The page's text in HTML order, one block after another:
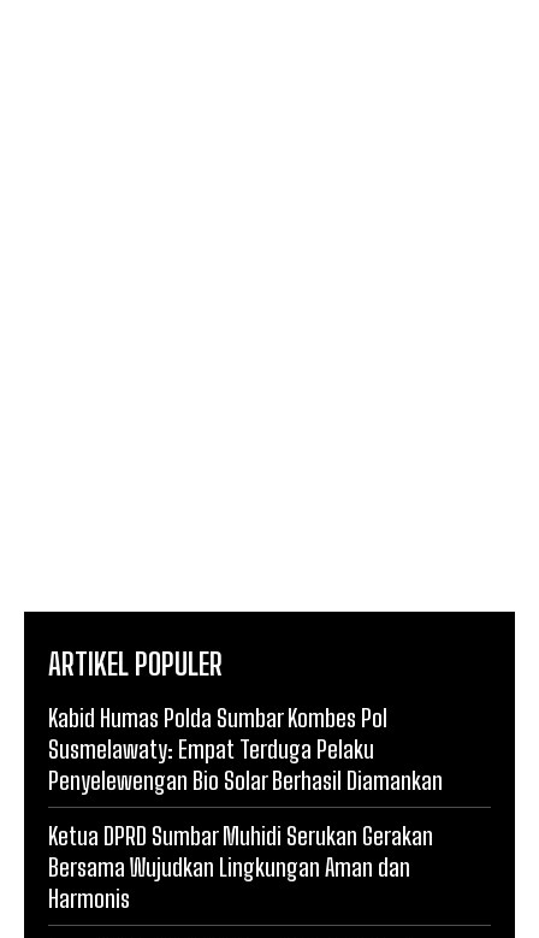
ARTIKEL POPULER
Kabid Humas Polda Sumbar Kombes Pol
Susmelawaty: Empat Terduga Pelaku
Penyelewengan Bio Solar Berhasil Diamankan
Ketua DPRD Sumbar Muhidi Serukan Gerakan
Bersama Wujudkan Lingkungan Aman dan
Harmonis